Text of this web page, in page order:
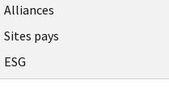
Alliances
Sites pays
ESG